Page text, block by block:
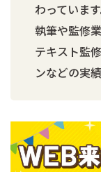
わっていま
執筆や監修
テキスト監
ンなどの実